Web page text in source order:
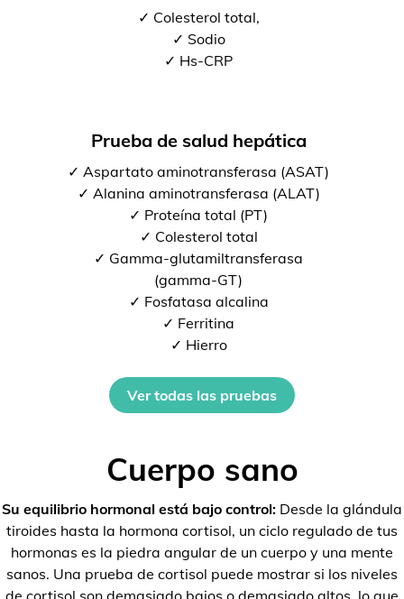
✓ Colesterol total,
✓ Sodio
✓ Hs-CRP
Prueba de salud hepática
✓ Aspartato aminotransferasa (ASAT)
✓ Alanina aminotransferasa (ALAT)
✓ Proteína total (PT)
✓ Colesterol total
✓ Gamma-glutamiltransferasa
(gamma-GT)
✓ Fosfatasa alcalina
✓ Ferritina
✓ Hierro
Ver todas las pruebas
Cuerpo sano
Su equilibrio hormonal está bajo control: Desde la glándula
tiroides hasta la hormona cortisol, un ciclo regulado de tus
hormonas es la piedra angular de un cuerpo y una mente
sanos. Una prueba de cortisol puede mostrar si los niveles
de cortisol son demasiado bajos o demasiado altos, lo que